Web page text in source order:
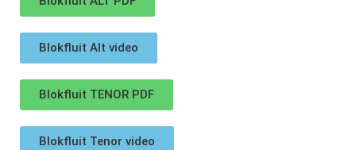
Blokfluit Alt video
Blokfluit TENOR PDF
Blokfluit Tenor video